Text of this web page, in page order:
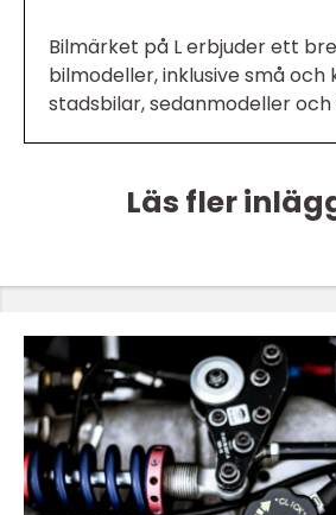
Bilmärket på L erbjuder ett
bilmodeller, inklusive små
stadsbilar, sedanmodeller och
Läs fler